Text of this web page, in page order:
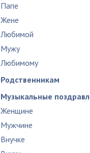
Папе
Жене
Любимой
Мужу
Любимому
Родственникам
Музыкальные
Женщине
Мужчине
Внучке